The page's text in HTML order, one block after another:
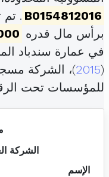
B0154812016
برأس مال قدره
في عمارة سندباد
(
2015)، الشركة
للمؤسسات تحت
الشركة
الإسم